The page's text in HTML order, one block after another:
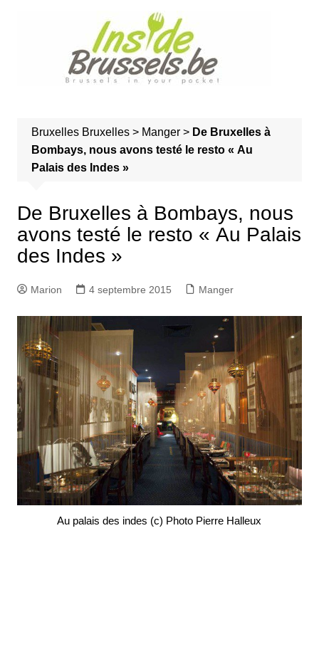
Bruxelles Bruxelles> Manger> De Bruxelles à
Bombays, nous avons testé le resto « Au
Palais des Indes »
De Bruxelles à Bombays, nous
avons testé le resto « Au Palais
des Indes »
Marion 4 septembre 2015 Manger
Au palais des indes (c) Photo Pierre Halleux